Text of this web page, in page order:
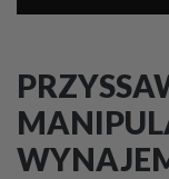
Narzędzia
Podnośniki
Rusztowania